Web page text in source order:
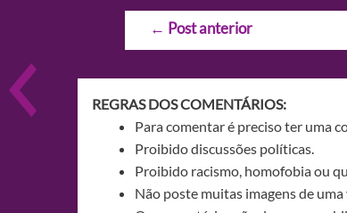
Navegação
← Post anterior
REGRAS DOS COMENTÁRIOS:
Para comentar é preciso ter uma
Proibido discussões políticas.
Proibido racismo, homofobia ou
Não poste muitas imagens de